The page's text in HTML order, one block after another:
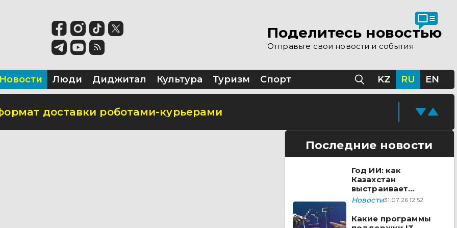
Поделитесь новостью
Отправьте свои новости и события
Новости Люди Диджитал Культура Туризм Спорт KZ RU EN
очередь для прохождения медико-социальной
доставки роботами-курьерами
Последние новости
Год ИИ: как
Казахстан
выстраивает
технологический
году
Новости31.07.26 12:52
Какие программы